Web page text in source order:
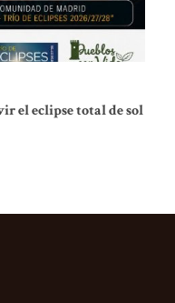
el eclipse total de sol